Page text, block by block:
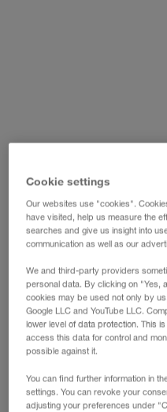
Cookie settings
Our websites use "cookies".
have visited, help us measure the
searches and give us insight into
communication as well as our
We and third-party providers
personal data. By clicking on "Yes,
cookies may be used not only by
Google LLC and YouTube LLC.
lower level of data protection. This
access this data for control and
possible against it.
You can find further information in
settings. You can revoke your
adjusting your preferences under